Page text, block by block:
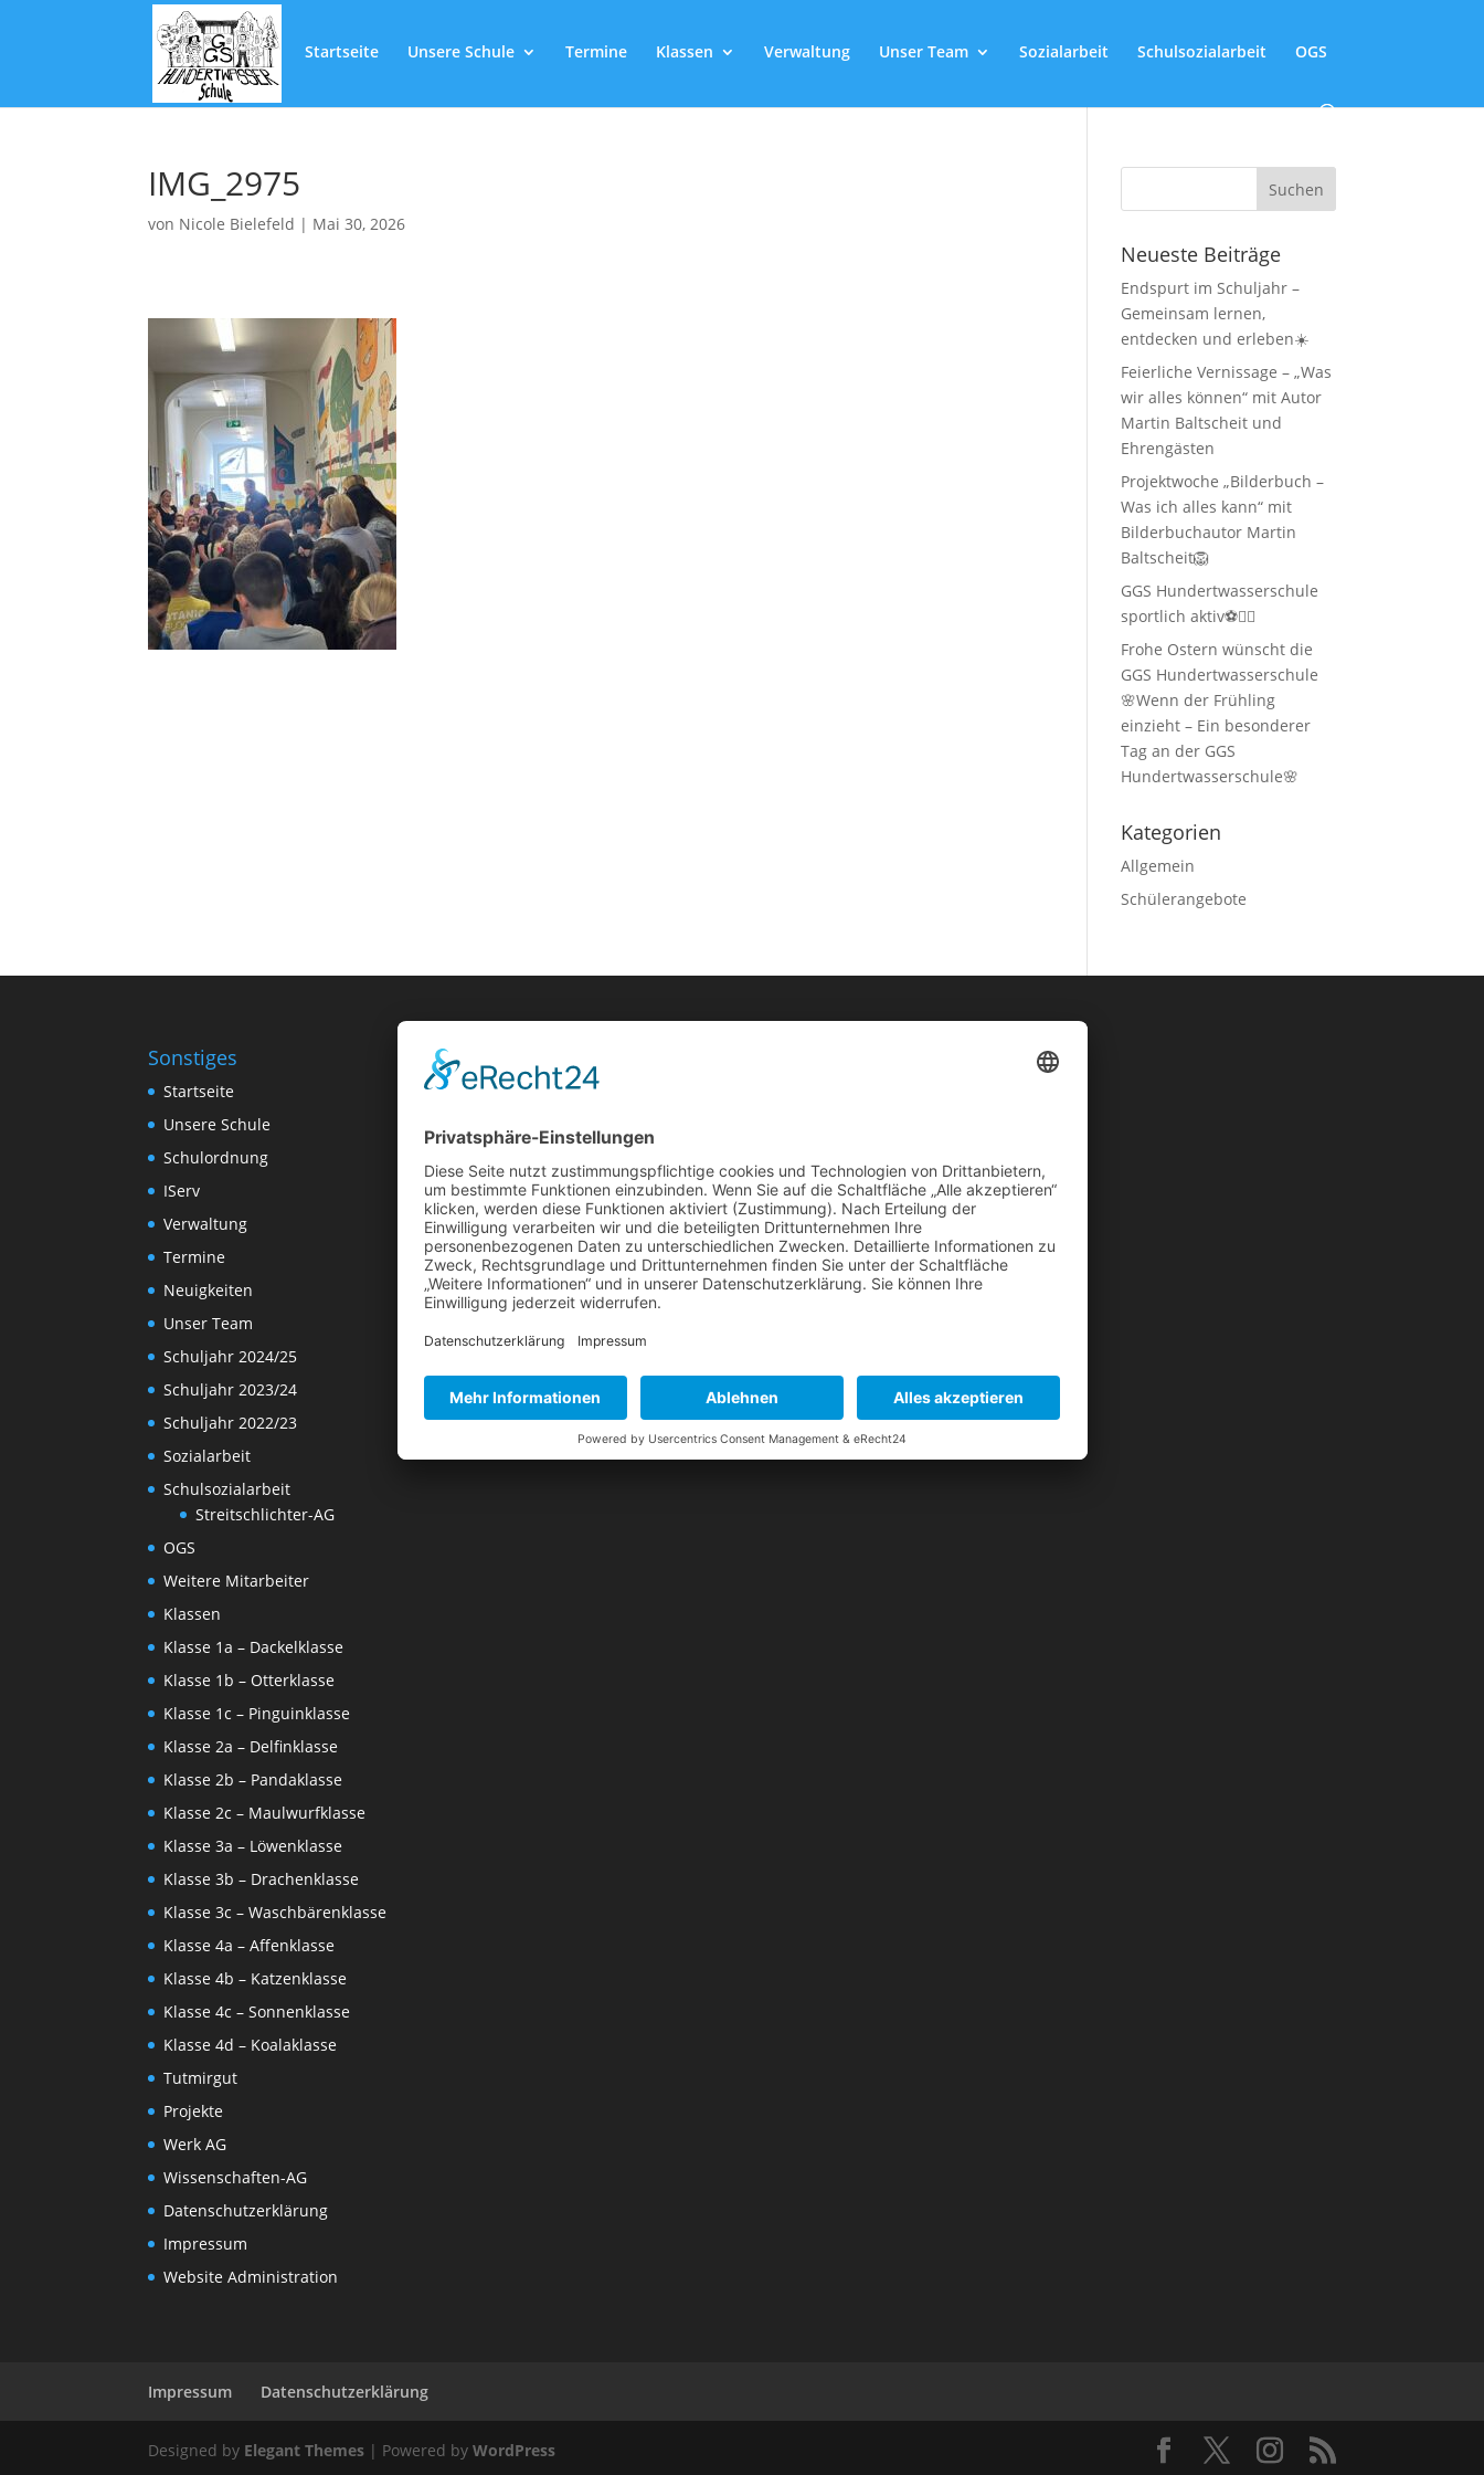
Startseite Unsere Schule Termine Klassen Verwaltung Unser Team Sozialarbeit Schulsozialarbeit OGS
IMG_2975
von Nicole Bielefeld | Mai 30, 2026
Neueste Beiträge
Endspurt im Schuljahr –
Gemeinsam lernen,
entdecken und erleben☀️
Feierliche Vernissage – „Was
wir alles können“ mit Autor
Martin Baltscheit und
Ehrengästen
Projektwoche „Bilderbuch –
Was ich alles kann“ mit
Bilderbuchautor Martin
Baltscheit🦁
GGS Hundertwasserschule
sportlich aktiv⚽🏃‍♂️
Frohe Ostern wünscht die
GGS Hundertwasserschule
🌸Wenn der Frühling
einzieht – Ein besonderer
Tag an der GGS
Hundertwasserschule🌸
Kategorien
Allgemein
Schülerangebote
Sonstiges
Startseite
Unsere Schule
Schulordnung
IServ
Verwaltung
Termine
Neuigkeiten
Unser Team
Schuljahr 2024/25
Schuljahr 2023/24
Schuljahr 2022/23
Sozialarbeit
Schulsozialarbeit
Streitschlichter-AG
OGS
Weitere Mitarbeiter
Klassen
Klasse 1a – Dackelklasse
Klasse 1b – Otterklasse
Klasse 1c – Pinguinklasse
Klasse 2a – Delfinklasse
Klasse 2b – Pandaklasse
Klasse 2c – Maulwurfklasse
Klasse 3a – Löwenklasse
Klasse 3b – Drachenklasse
Klasse 3c – Waschbärenklasse
Klasse 4a – Affenklasse
Klasse 4b – Katzenklasse
Klasse 4c – Sonnenklasse
Klasse 4d – Koalaklasse
Tutmirgut
Projekte
Werk AG
Wissenschaften-AG
Datenschutzerklärung
Impressum
Website Administration
Impressum Datenschutzerklärung
Designed by Elegant Themes | Powered byWordPress